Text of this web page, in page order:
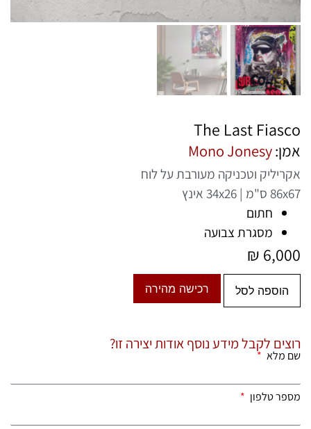
The Last Fiasco
אמן:Mono Jonesy
אקריליק וטכניקה מעורבת על לוח
86x67 ס"מ | 34x26 אינץ
חתום
מסגרת צבועה
₪ 6,000
הוספה לסל רכישה מהירה
רוצים לקבל מידע נוסף אודות יצירה זו?
שם מלא
מספר טלפון